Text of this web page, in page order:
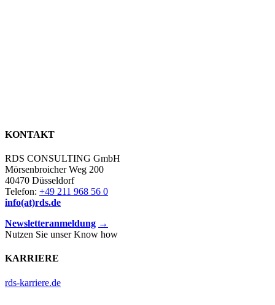
KONTAKT
RDS CONSULTING GmbH
Mörsenbroicher Weg 200
40470 Düsseldorf
Telefon: +49 211 968 56 0
info(at)rds.de
Newsletteranmeldung →
Nutzen Sie unser Know how
KARRIERE
rds-karriere.de